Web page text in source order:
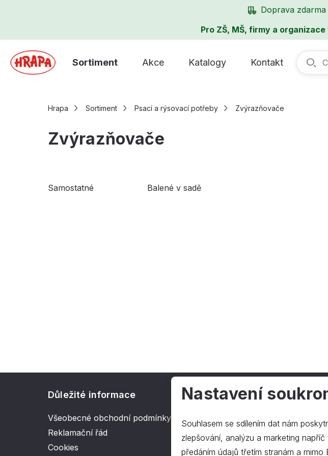
Doprava
Pro ZŠ, MŠ, firmy a
Sortiment Akce Katalogy Kontakt
Hrapa Sortiment Psací a rýsovací potřeby Zvýrazňovače
Zvýrazňovače
Samostatné Balené v sadě
Důležité informace
Všeobecné obchodní podmínky
Reklamační řád
Cookies
O společnosti
Kontakt
O nás
Nastavení
Souhlasem se sdílením dat nám
zlepšování, analýzu a marketing napříč těmito
předáním údajů třetím stranám a